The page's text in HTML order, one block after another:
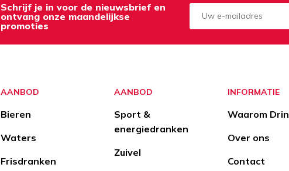
Schrijf je in voor de nieuwsbrief en
ontvang onze maandelijkse
promoties
AANBOD
Bieren
Waters
Frisdranken
AANBOD
Sport &
energiedranken
Zuivel
INFORMATIE
Waarom
Over ons
Contact